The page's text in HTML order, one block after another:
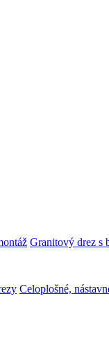
Granitový drez s
Celoplošné,